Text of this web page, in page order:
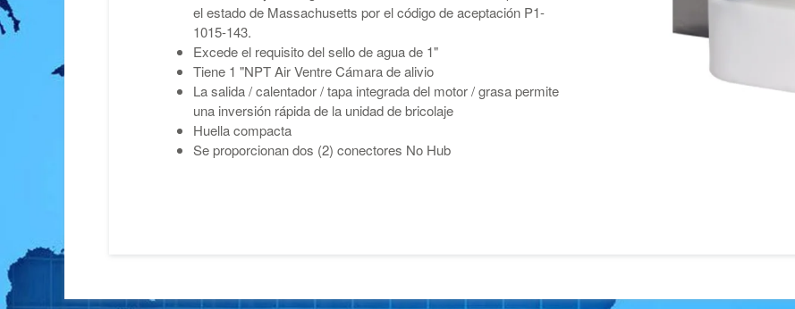
el estado de Massachusetts por el código de aceptación P1-
1015-143.
Excede el requisito del sello de agua de 1"
Tiene 1 "NPT Air Ventre Cámara de alivio
La salida / calentador / tapa integrada del motor / grasa permite
una inversión rápida de la unidad de bricolaje
Huella compacta
Se proporcionan dos (2) conectores No Hub